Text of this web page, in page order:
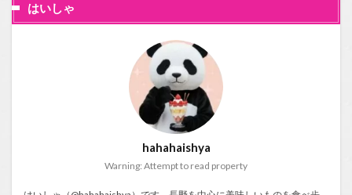
はいしゃ
hahahaishya
Warning: Attempt to read property